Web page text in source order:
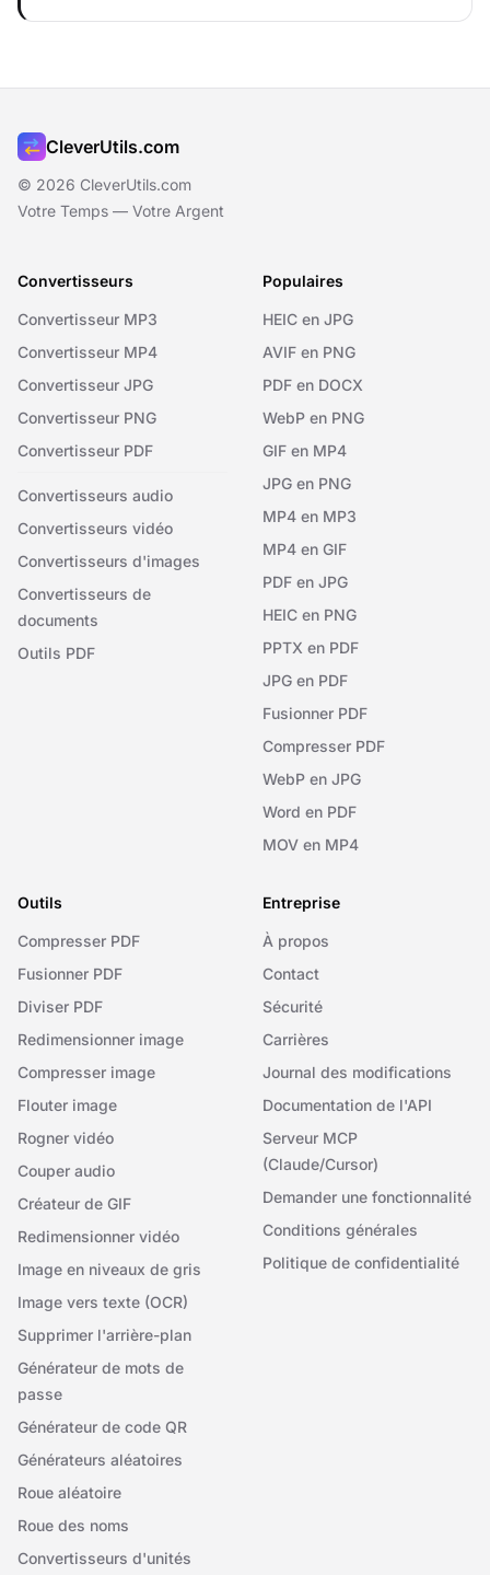
CleverUtils.com
© 2026 CleverUtils.com
Votre Temps — Votre Argent
Convertisseurs
Convertisseur MP3
Convertisseur MP4
Convertisseur JPG
Convertisseur PNG
Convertisseur PDF
Convertisseurs audio
Convertisseurs vidéo
Convertisseurs d'images
Convertisseurs de
documents
Outils PDF
Populaires
HEIC en JPG
AVIF en PNG
PDF en DOCX
WebP en PNG
GIF en MP4
JPG en PNG
MP4 en MP3
MP4 en GIF
PDF en JPG
HEIC en PNG
PPTX en PDF
JPG en PDF
Fusionner PDF
Compresser PDF
WebP en JPG
Word en PDF
MOV en MP4
Outils
Compresser PDF
Fusionner PDF
Diviser PDF
Redimensionner image
Compresser image
Flouter image
Rogner vidéo
Couper audio
Créateur de GIF
Redimensionner vidéo
Image en niveaux de gris
Image vers texte (OCR)
Supprimer l'arrière-plan
Générateur de mots de
passe
Générateur de code QR
Générateurs aléatoires
Roue aléatoire
Roue des noms
Convertisseurs d'unités
Entreprise
À propos
Contact
Sécurité
Carrières
Journal des modifications
Documentation de l'API
Serveur MCP
(Claude/Cursor)
Demander une fonctionnalité
Conditions générales
Politique de confidentialité